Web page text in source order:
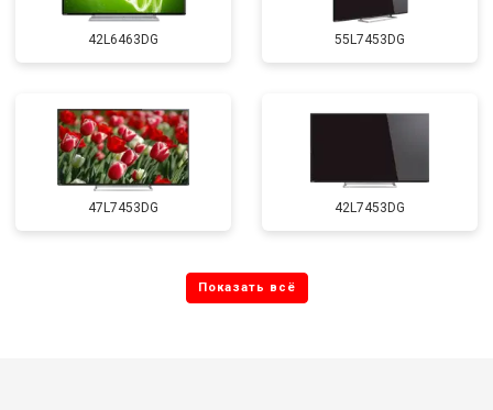
42L6463DG 55L7453DG
47L7453DG 42L7453DG